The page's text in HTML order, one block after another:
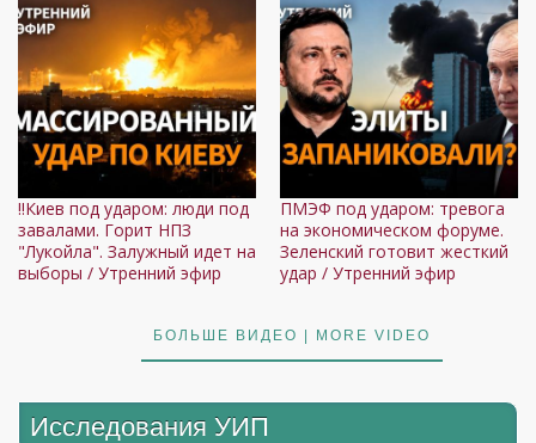
‼️Киев под ударом: люди под
завалами. Горит НПЗ
"Лукойла". Залужный идет на
выборы / Утренний эфир
ПМЭФ под ударом: тревога
на экономическом форуме.
Зеленский готовит жесткий
удар / Утренний эфир
БОЛЬШЕ ВИДЕО | MORE VIDEO
Исследования УИП